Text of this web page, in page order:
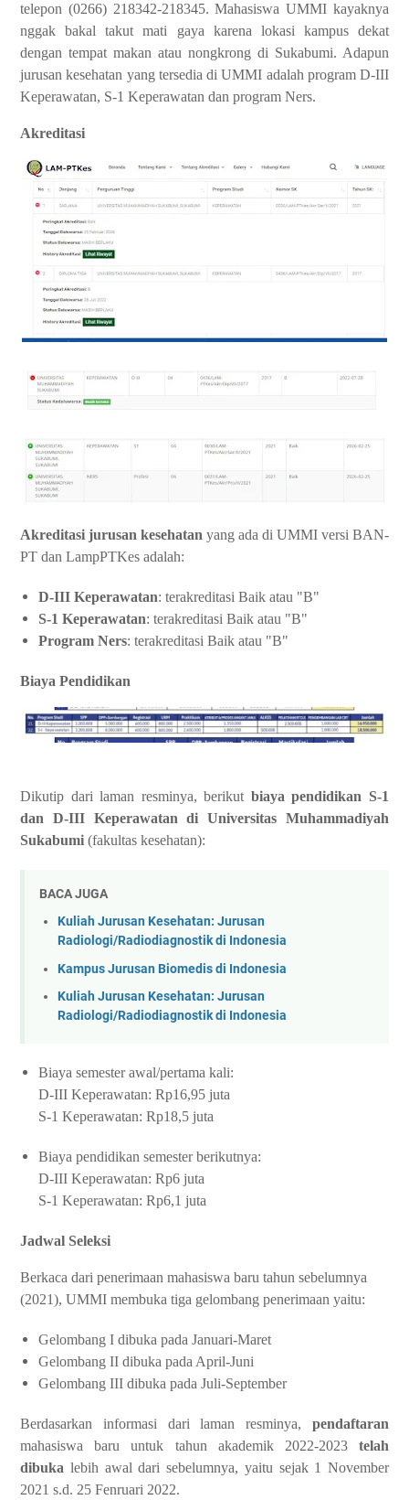
telepon (0266) 218342-218345. Mahasiswa UMMI kayaknya
nggak bakal takut mati gaya karena lokasi kampus dekat
dengan tempat makan atau nongkrong di Sukabumi. Adapun
jurusan kesehatan yang tersedia di UMMI adalah program D-III
Keperawatan, S-1 Keperawatan dan program Ners.
Akreditasi
Akreditasi jurusan kesehatan yang ada di UMMI versi BAN-
PT dan LampPTKes adalah:
D-III Keperawatan: terakreditasi Baik atau "B"
S-1 Keperawatan: terakreditasi Baik atau "B"
Program Ners: terakreditasi Baik atau "B"
Biaya Pendidikan
Dikutip dari laman resminya, berikut biaya pendidikan S-1
dan D-III Keperawatan di Universitas Muhammadiyah
Sukabumi (fakultas kesehatan):
BACA JUGA
Kuliah Jurusan Kesehatan: Jurusan
Radiologi/Radiodiagnostik di Indonesia
Kampus Jurusan Biomedis di Indonesia
Kuliah Jurusan Kesehatan: Jurusan
Radiologi/Radiodiagnostik di Indonesia
Biaya semester awal/pertama kali:
D-III Keperawatan: Rp16,95 juta
S-1 Keperawatan: Rp18,5 juta
Biaya pendidikan semester berikutnya:
D-III Keperawatan: Rp6 juta
S-1 Keperawatan: Rp6,1 juta
Jadwal Seleksi
Berkaca dari penerimaan mahasiswa baru tahun sebelumnya
(2021), UMMI membuka tiga gelombang penerimaan yaitu:
Gelombang I dibuka pada Januari-Maret
Gelombang II dibuka pada April-Juni
Gelombang III dibuka pada Juli-September
Berdasarkan informasi dari laman resminya, pendaftaran
mahasiswa baru untuk tahun akademik 2022-2023 telah
dibuka lebih awal dari sebelumnya, yaitu sejak 1 November
2021 s.d. 25 Fenruari 2022.